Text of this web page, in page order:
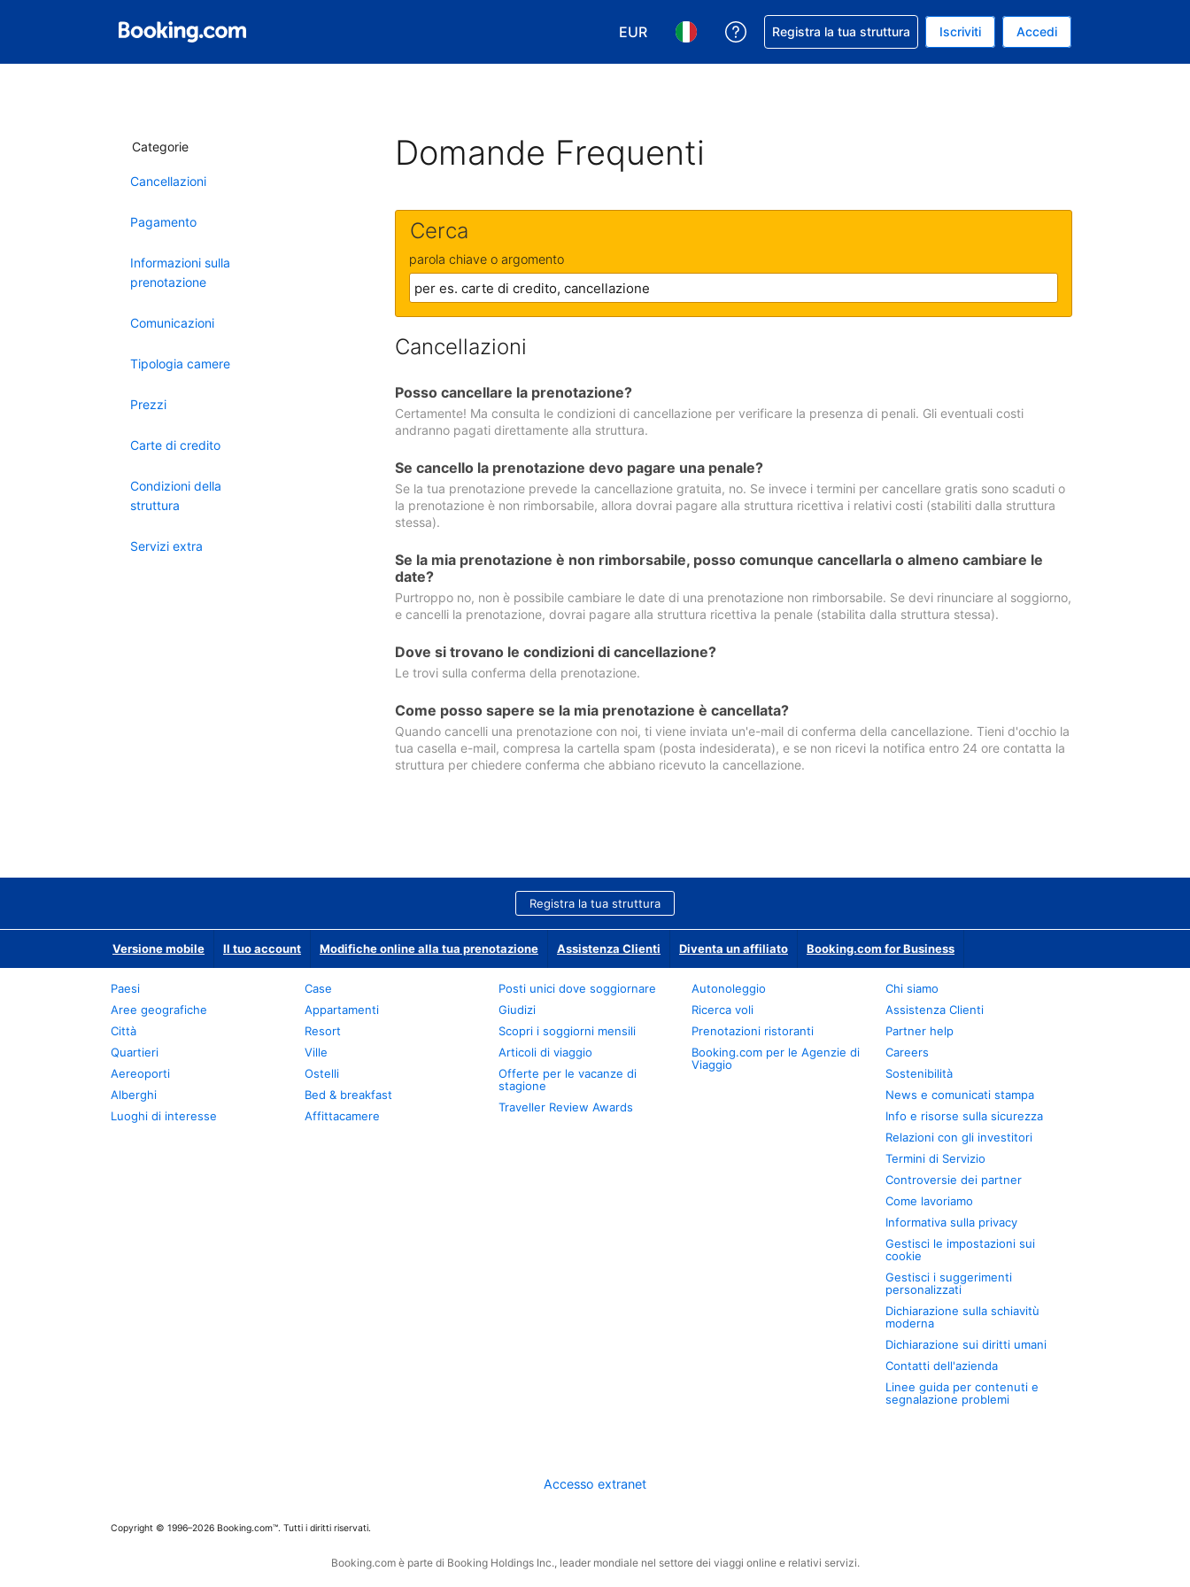
EUR
Scegli la tua valuta. Valuta attuale: Euro
Scegli la tua lingua. Lingua attuale: Italiano
Ricevi aiuto con la prenotazione
Registra la tua struttura Iscriviti Accedi
Categorie
Cancellazioni
Pagamento
Informazioni sulla
prenotazione
Comunicazioni
Tipologia camere
Prezzi
Carte di credito
Condizioni della
struttura
Servizi extra
Domande Frequenti
Cerca
parola chiave o argomento
Cancellazioni
Posso cancellare la prenotazione?
Certamente! Ma consulta le condizioni di cancellazione per verificare la presenza di penali. Gli eventuali costi
andranno pagati direttamente alla struttura.
Se cancello la prenotazione devo pagare una penale?
Se la tua prenotazione prevede la cancellazione gratuita, no. Se invece i termini per cancellare gratis sono scaduti o
la prenotazione è non rimborsabile, allora dovrai pagare alla struttura ricettiva i relativi costi (stabiliti dalla struttura
stessa).
Se la mia prenotazione è non rimborsabile, posso comunque cancellarla o almeno cambiare le
date?
Purtroppo no, non è possibile cambiare le date di una prenotazione non rimborsabile. Se devi rinunciare al soggiorno,
e cancelli la prenotazione, dovrai pagare alla struttura ricettiva la penale (stabilita dalla struttura stessa).
Dove si trovano le condizioni di cancellazione?
Le trovi sulla conferma della prenotazione.
Come posso sapere se la mia prenotazione è cancellata?
Quando cancelli una prenotazione con noi, ti viene inviata un'e-mail di conferma della cancellazione. Tieni d'occhio la
tua casella e-mail, compresa la cartella spam (posta indesiderata), e se non ricevi la notifica entro 24 ore contatta la
struttura per chiedere conferma che abbiano ricevuto la cancellazione.
Registra la tua struttura
Versione mobile Il tuo account Modifiche online alla tua prenotazione Assistenza Clienti Diventa un affiliato Booking.com for Business
Paesi
Aree geografiche
Città
Quartieri
Aereoporti
Alberghi
Luoghi di interesse
Case
Appartamenti
Resort
Ville
Ostelli
Bed & breakfast
Affittacamere
Posti unici dove soggiornare
Giudizi
Scopri i soggiorni mensili
Articoli di viaggio
Offerte per le vacanze di
stagione
Traveller Review Awards
Autonoleggio
Ricerca voli
Prenotazioni ristoranti
Booking.com per le Agenzie di
Viaggio
Chi siamo
Assistenza Clienti
Partner help
Careers
Sostenibilità
News e comunicati stampa
Info e risorse sulla sicurezza
Relazioni con gli investitori
Termini di Servizio
Controversie dei partner
Come lavoriamo
Informativa sulla privacy
Gestisci le impostazioni sui
cookie
Gestisci i suggerimenti
personalizzati
Dichiarazione sulla schiavitù
moderna
Dichiarazione sui diritti umani
Contatti dell'azienda
Linee guida per contenuti e
segnalazione problemi
Accesso extranet
Copyright © 1996–2026 Booking.com™. Tutti i diritti riservati.
Booking.com è parte di Booking Holdings Inc., leader mondiale nel settore dei viaggi online e relativi servizi.